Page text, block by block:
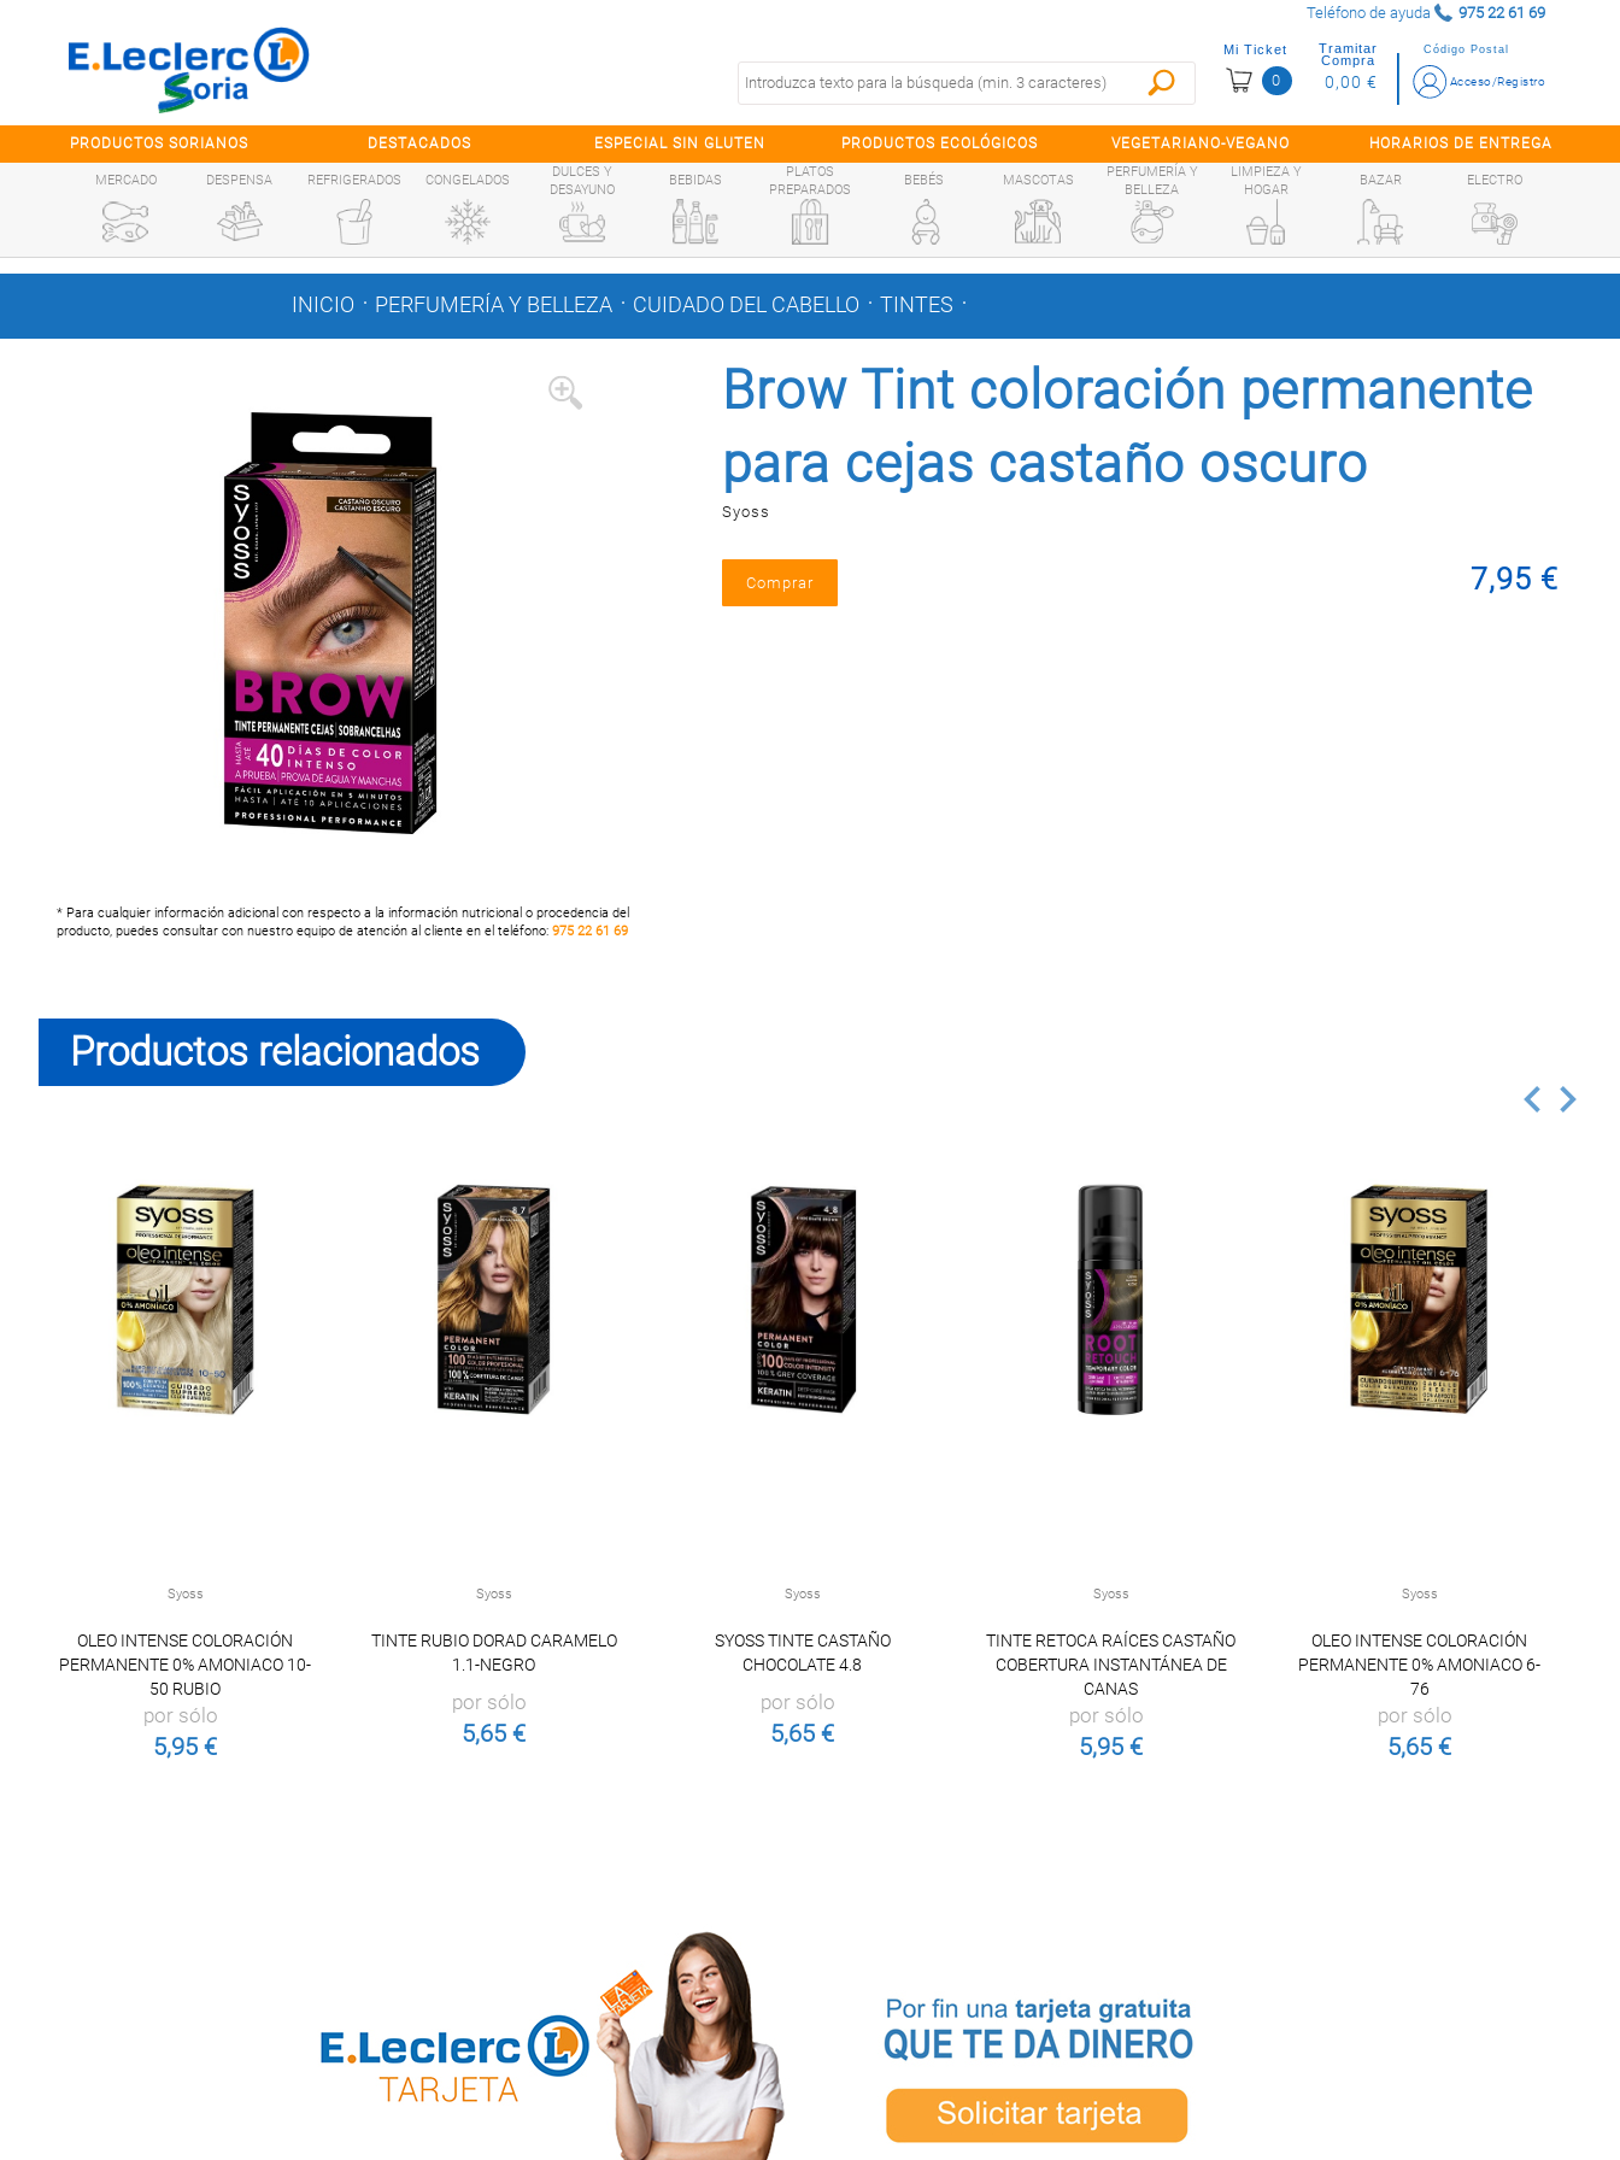
Teléfono de ayuda 975 22 61 69
Código Postal
Acceso/Registro
Mi Ticket
0
Tramitar
Compra
0,00 €
PRODUCTOS SORIANOS DESTACADOS ESPECIAL SIN GLUTEN PRODUCTOS ECOLÓGICOS VEGETARIANO-VEGANO HORARIOS DE ENTREGA
MERCADO DESPENSA REFRIGERADOS CONGELADOS
DULCES Y
DESAYUNO
BEBIDAS
PLATOS
PREPARADOS
BEBÉS MASCOTAS
PERFUMERÍA Y
BELLEZA
LIMPIEZA Y
HOGAR
BAZAR ELECTRO
INICIO . PERFUMERÍA Y BELLEZA . CUIDADO DEL CABELLO . TINTES .
Brow Tint coloración permanente
para cejas castaño oscuro
Syoss
7,95 €
* Para cualquier información adicional con respecto a la información nutricional o procedencia del
producto, puedes consultar con nuestro equipo de atención al cliente en el teléfono: 975 22 61 69
Productos relacionados
Syoss
OLEO INTENSE COLORACIÓN
PERMANENTE 0% AMONIACO 10-
50 RUBIO
por sólo
5,95 €
Syoss
TINTE RUBIO DORAD CARAMELO
1.1-NEGRO
por sólo
5,65 €
Syoss
SYOSS TINTE CASTAÑO
CHOCOLATE 4.8
por sólo
5,65 €
Syoss
TINTE RETOCA RAÍCES CASTAÑO
COBERTURA INSTANTÁNEA DE
CANAS
por sólo
5,95 €
Syoss
OLEO INTENSE COLORACIÓN
PERMANENTE 0% AMONIACO 6-
76
por sólo
5,65 €